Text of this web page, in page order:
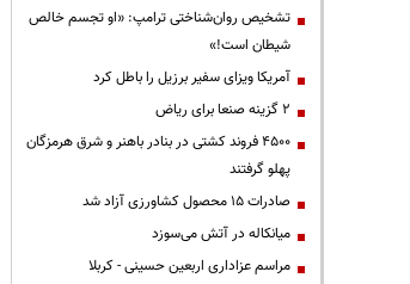
تشخیص روان‌شناختی ترامپ: «او تجسم خالص
شیطان است!»
آمریکا ویزای سفیر برزیل را باطل کرد
۲ گزینه صنعا برای ریاض
۴۵۰۰ فروند کشتی در بنادر باهنر و شرق هرمزگان
پهلو گرفتند
صادرات ۱۵ محصول کشاورزی آزاد شد
میانکاله در آتش می‌سوزد
مراسم عزاداری اربعین حسینی - کربلا